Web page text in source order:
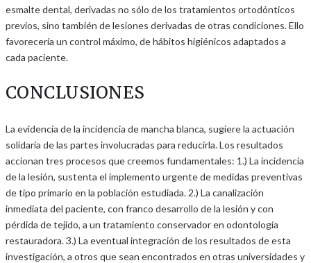
esmalte dental, derivadas no sólo de los tratamientos ortodónticos
previos, sino también de lesiones derivadas de otras condiciones. Ello
favorecería un control máximo, de hábitos higiénicos adaptados a
cada paciente.
CONCLUSIONES
La evidencia de la incidencia de mancha blanca, sugiere la actuación
solidaria de las partes involucradas para reducirla. Los resultados
accionan tres procesos que creemos fundamentales: 1.) La incidencia
de la lesión, sustenta el implemento urgente de medidas preventivas
de tipo primario en la población estudiada. 2.) La canalización
inmediata del paciente, con franco desarrollo de la lesión y con
pérdida de tejido, a un tratamiento conservador en odontología
restauradora. 3.) La eventual integración de los resultados de esta
investigación, a otros que sean encontrados en otras universidades y